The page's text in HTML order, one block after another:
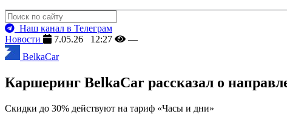
Наш канал в Телеграм
Новости
7.05.26 12:27
—
BelkaCar
Каршеринг BelkaCar рассказал о
Скидки до 30% действуют на тариф «Часы и дни»